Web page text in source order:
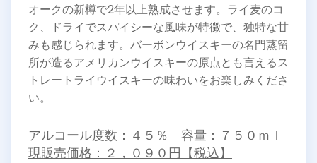
オークの新樽で2年以上熟成させます。ライ麦のコ
ク、ドライでスパイシーな風味が特徴で、独特な甘
みも感じられます。バーボンウイスキーの名門蒸留
所が造るアメリカンウイスキーの原点とも言えるス
トレートライウイスキーの味わいをお楽しみくださ
い。
アルコール度数：４５％ 容量：７５０ｍｌ
現販売価格：２，０９０円【税込】